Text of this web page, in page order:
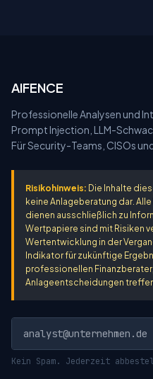
AIFENCE
Professionelle Analysen und
Prompt Injection, LLM-
Für Security-Teams, CISOs
Risikohinweis: Die Inhalte
keine Anlageberatung dar.
dienen ausschließlich zu
Wertpapiere sind mit Risiken
Wertentwicklung in der
Indikator für zukünftige
professionellen
Anlageentscheidungen
Kein Spam. Jederzeit